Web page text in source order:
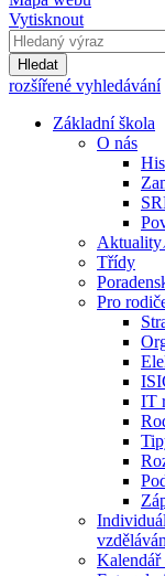
Vytisknout
Hledat
rozšířené vyhledávání
Základní škola
O nás
Aktuality
Třídy
Pro
IT
Kalendář